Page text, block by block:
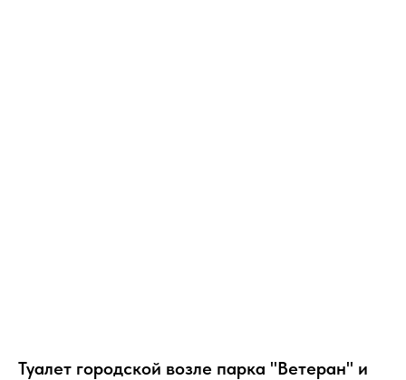
Туалет городской возле парка "Ветеран" и